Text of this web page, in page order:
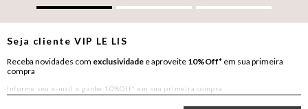
Seja clienteVIP LE LIS
Receba novidades com exclusividade e aproveite 10%Off* em sua primeira
compra